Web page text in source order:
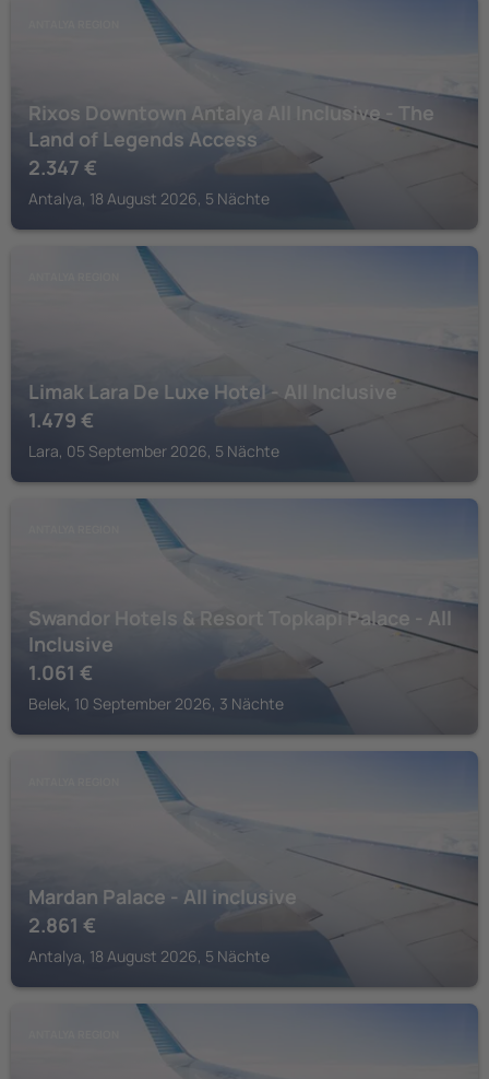
Rixos Downtown Antalya All Inclusive - The
Land of Legends Access
2.347 €
Antalya, 18 August 2026, 5 Nächte
Limak Lara De Luxe Hotel - All Inclusive
1.479 €
Lara, 05 September 2026, 5 Nächte
Swandor Hotels & Resort Topkapi Palace - All
Inclusive
1.061 €
Belek, 10 September 2026, 3 Nächte
Mardan Palace - All inclusive
2.861 €
Antalya, 18 August 2026, 5 Nächte